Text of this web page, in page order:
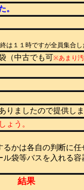
。
は１１時ですが全員集合し
（中古でも可※あまり
ましたので提供しま
ょう。
かは各自の判断に任
袋等バスを入れる容
結果